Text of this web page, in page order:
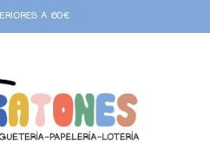
Teléfono: 633 830 756